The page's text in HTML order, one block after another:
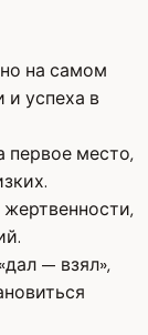
на самом
и успеха в
первое место,
— взял»,